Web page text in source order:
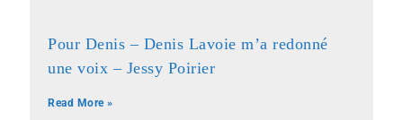
Pour Denis – Denis Lavoie m’a redonné
une voix – Jessy Poirier
Read More »